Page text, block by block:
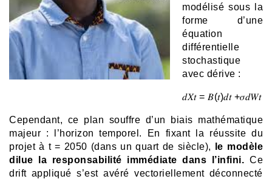
modélisé sous la
forme d’une
équation
différentielle
stochastique
avec dérive :
𝑑𝑋𝑡 = 𝐵(𝑡)𝑑𝑡 +𝜎𝑑𝑊𝑡
Cependant, ce plan souffre d’un biais mathématique
majeur : l’horizon temporel. En fixant la réussite du
projet à t = 2050 (dans un quart de siècle),
le modèle
dilue la responsabilité immédiate dans l’infini. Ce
drift appliqué s’est avéré vectoriellement déconnecté